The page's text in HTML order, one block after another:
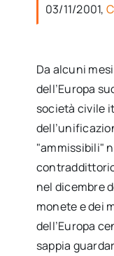
03/11/2001,
Da alcuni
dell’Europa
società civile
"ammissibili"
nel dicembre
monete e dei
dell’Europa
sappia